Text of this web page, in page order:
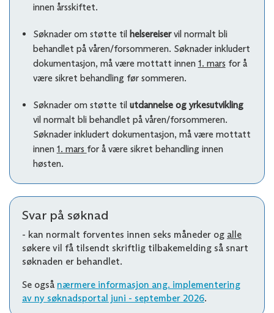
innen årsskiftet.
Søknader om støtte til helsereiservil normalt bli
behandlet på våren/forsommeren. Søknader inkludert
dokumentasjon, må være mottatt innen 1. mars for å
være sikret behandling før sommeren.
Søknader om støtte til utdannelse og yrkesutvikling
vil normalt bli behandlet på våren/forsommeren.
Søknader inkludert dokumentasjon, må være mottatt
innen 1. mars for å være sikret behandling innen
høsten.
Svar på søknad
- kan normalt forventes innen seks måneder og alle
søkere vil få tilsendt skriftlig tilbakemelding så snart
søknaden er behandlet.
Se også nærmere informasjon ang. implementering
av ny søknadsportal juni - september 2026.